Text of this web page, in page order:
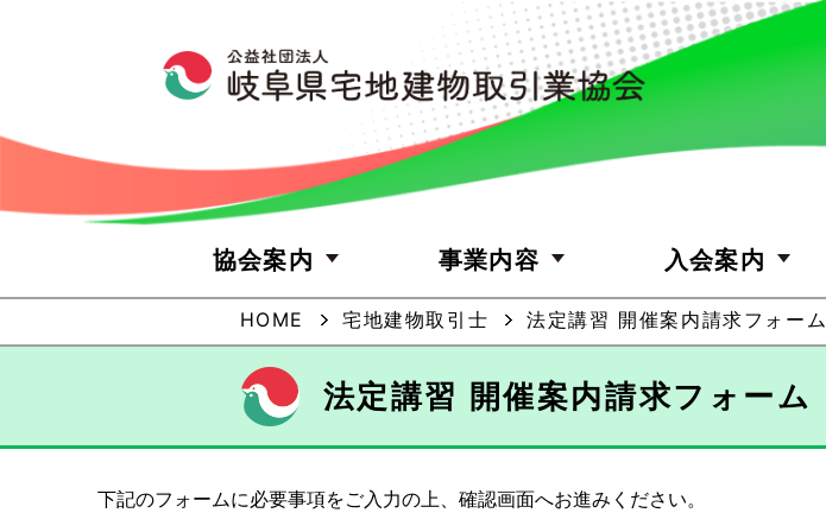
協会案内 事業内容 入会案内
HOME 宅地建物取引士 法定講習 開催案内請求フォーム
法定講習 開催案内請求フォーム
下記のフォームに必要事項をご入力の上、確認画面へお進みください。